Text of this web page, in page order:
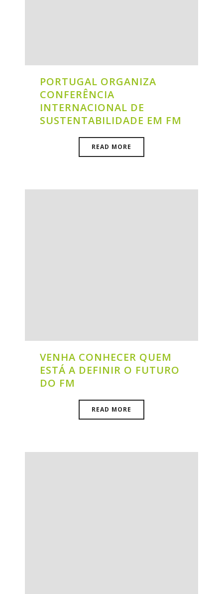
PORTUGAL ORGANIZA
CONFERÊNCIA
INTERNACIONAL DE
SUSTENTABILIDADE EM FM
READ MORE
VENHA CONHECER QUEM
ESTÁ A DEFINIR O FUTURO
DO FM
READ MORE